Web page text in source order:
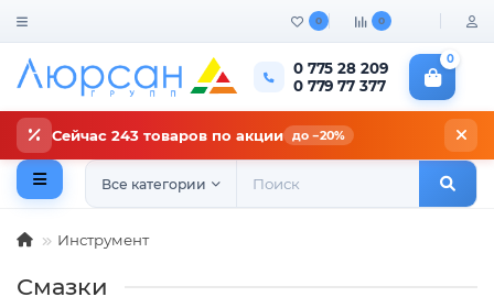
0 0
0 775 28 209
0 779 77 377
0
Сейчас 243 товаров по акции до −20%
Все категории
Инструмент
Смазки